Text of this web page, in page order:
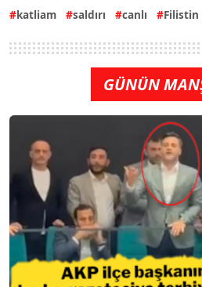
katliam saldırı canlı Filistin
GÜNÜN